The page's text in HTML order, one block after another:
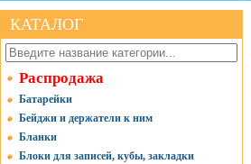
КАТАЛОГ
Распродажа
Батарейки
Бейджи и держатели к ним
Бланки
Блоки для записей, кубы, закладки